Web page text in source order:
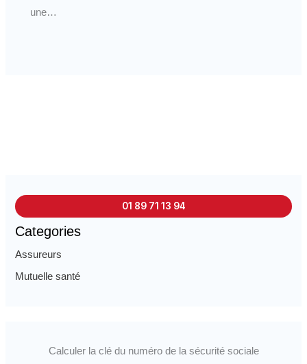
une…
01 89 71 13 94
Categories
Assureurs
Mutuelle santé
Calculer la clé du numéro de la sécurité sociale